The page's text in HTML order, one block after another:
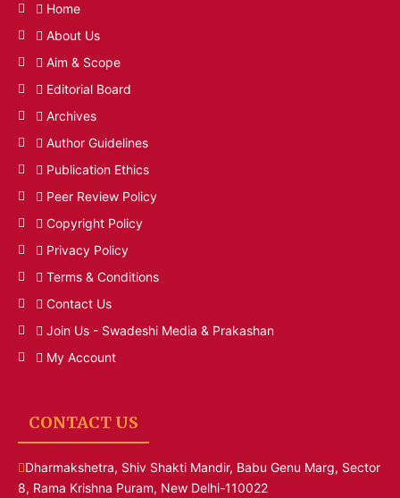
Home
About Us
Aim & Scope
Editorial Board
Archives
Author Guidelines
Publication Ethics
Peer Review Policy
Copyright Policy
Privacy Policy
Terms & Conditions
Contact Us
Join Us - Swadeshi Media & Prakashan
My Account
CONTACT US
Dharmakshetra, Shiv Shakti Mandir, Babu Genu Marg, Sector
8, Rama Krishna Puram, New Delhi-110022